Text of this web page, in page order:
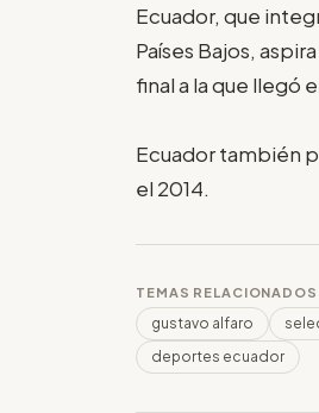
Ecuador, que
Países Bajos,
final a la que llegó
Ecuador también
el 2014.
TEMAS RELACIONADOS
gustavo alfaro
deportes ecuador